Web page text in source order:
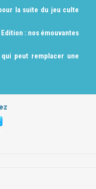
la suite du jeu culte
: nos émouvantes
peut remplacer une